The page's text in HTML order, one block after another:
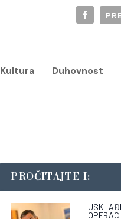
Kultura Duhovnost
PROČITAJTE I: